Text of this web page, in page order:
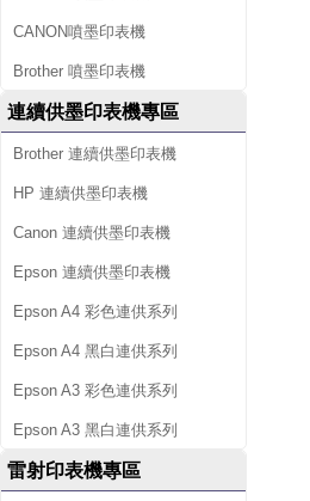
CANON噴墨印表機
Brother 噴墨印表機
連續供墨印表機專區
Brother 連續供墨印表機
HP 連續供墨印表機
Canon 連續供墨印表機
Epson 連續供墨印表機
Epson A4 彩色連供系列
Epson A4 黑白連供系列
Epson A3 彩色連供系列
Epson A3 黑白連供系列
雷射印表機專區